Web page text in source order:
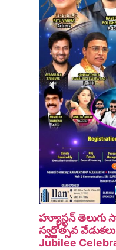
హ్యూస్టన్
స్వర్ణోత్సవ
Jubilee